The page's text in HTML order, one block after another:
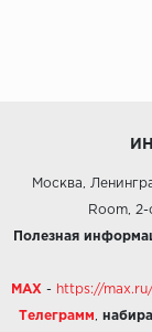
Москва,
Room,
Полезная
MAX - https://
Телеграмм